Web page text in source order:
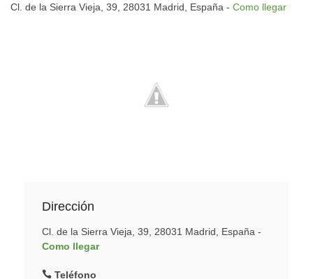
Cl. de la Sierra Vieja, 39, 28031 Madrid, España - Como llegar
Dirección
Cl. de la Sierra Vieja, 39, 28031 Madrid, España -
Como llegar
Teléfono